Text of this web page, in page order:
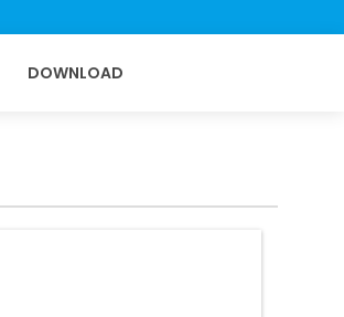
DOWNLOAD